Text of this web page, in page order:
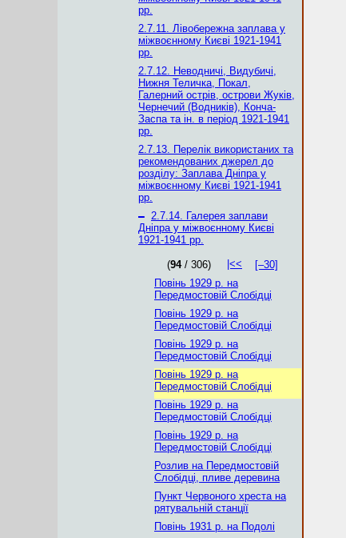
рр.
2.7.11. Лівобережна заплава у
міжвоєнному Києві 1921-1941
рр.
2.7.12. Неводничі, Видубичі,
Нижня Теличка, Покал,
Галерний острів, острови Жуків,
Чернечий (Водників), Конча-
Заспа та ін. в період 1921-1941
рр.
2.7.13. Перелік використаних та
рекомендованих джерел до
розділу: Заплава Дніпра у
міжвоєнному Києві 1921-1941
рр.
– 2.7.14. Галерея заплави
Дніпра у міжвоєнному Києві
1921-1941 рр.
(94/ 306) |<<
[–30]
Повінь 1929 р. на
Передмостовій Слобідці
Повінь 1929 р. на
Передмостовій Слобідці
Повінь 1929 р. на
Передмостовій Слобідці
Повінь 1929 р. на
Передмостовій Слобідці
Повінь 1929 р. на
Передмостовій Слобідці
Повінь 1929 р. на
Передмостовій Слобідці
Розлив на Передмостовій
Слобідці, пливе деревина
Пункт Червоного хреста на
рятувальній станції
Повінь 1931 р. на Подолі